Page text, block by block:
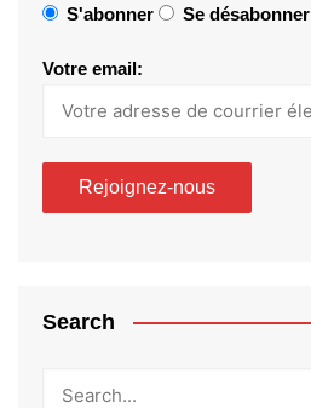
S'abonner Se désabonner
Votre email:
Search